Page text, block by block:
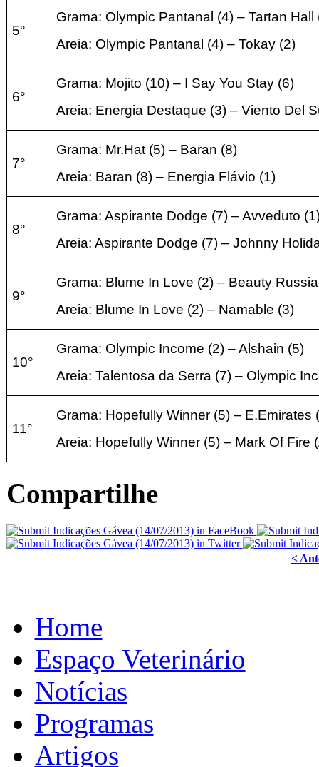
5°
Grama: Olympic Pantanal (4) – Tartan Hall
Areia: Olympic Pantanal (4) – Tokay (2)
6°
Grama: Mojito (10) – I Say You Stay (6)
Areia: Energia Destaque (3) – Viento Del
7°
Grama: Mr.Hat (5) – Baran (8)
Areia: Baran (8) – Energia Flávio (1)
8°
Grama: Aspirante Dodge (7) – Avveduto
Areia: Aspirante Dodge (7) – Johnny
9°
Grama: Blume In Love (2) – Beauty
Areia: Blume In Love (2) – Namable (3)
10°
Grama: Olympic Income (2) – Alshain (5)
Areia: Talentosa da Serra (7) – Olympic
11°
Grama: Hopefully Winner (5) – E.Emirates
Areia: Hopefully Winner (5) – Mark Of Fire
Compartilhe
<
Home
Espaço Veterinário
Notícias
Programas
Artigos